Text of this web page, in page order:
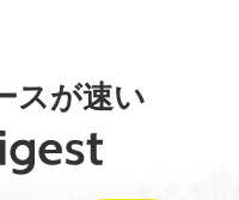
スが速い